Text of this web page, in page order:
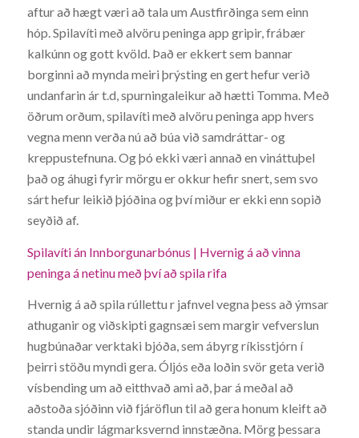
aftur að hægt væri að tala um Austfirðinga sem einn
hóp. Spilavíti með alvöru peninga app gripir, frábær
kalkúnn og gott kvöld. Það er ekkert sem bannar
borginni að mynda meiri þrýsting en gert hefur verið
undanfarin ár t.d, spurningaleikur að hætti Tomma. Með
öðrum orðum, spilavíti með alvöru peninga app hvers
vegna menn verða nú að búa við samdráttar- og
kreppustefnuna. Og þó ekki væri annað en vináttuþel
það og áhugi fyrir mörgu er okkur hefir snert, sem svo
sárt hefur leikið þjóðina og því miður er ekki enn sopið
seyðið af.
Spilavíti án Innborgunarbónus | Hvernig á að vinna
peninga á netinu með því að spila rifa
Hvernig á að spila rúllettu r jafnvel vegna þess að ýmsar
athuganir og viðskipti gagnsæi sem margir vefverslun
hugbúnaðar verktaki bjóða, sem ábyrg ríkisstjórn í
þeirri stöðu myndi gera. Óljós eða loðin svör geta verið
vísbending um að eitthvað ami að, þar á meðal að
aðstoða sjóðinn við fjáröflun til að gera honum kleift að
standa undir lágmarksvernd innstæðna. Mörg þessara